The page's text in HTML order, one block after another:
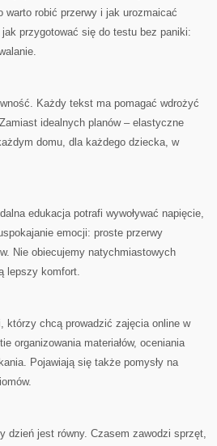
warto robić przerwy i jak urozmaicać
przygotować się do testu bez paniki:
Każdy tekst ma pomagać wdrożyć
idealnych planów – elastyczne
domu, dla każdego dziecka, w
edukacja potrafi wywoływać napięcie,
emocji: proste przerwy
Nie obiecujemy natychmiastowych
lepszy komfort.
którzy chcą prowadzić zajęcia online w
organizowania materiałów, oceniania
Pojawiają się także pomysły na
dzień jest równy. Czasem zawodzi sprzęt,